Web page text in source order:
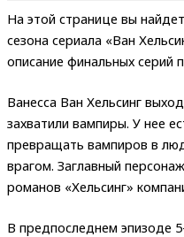
На этой странице вы
сезона сериала «Ван
описание финальных серий
Ванесса Ван Хельсинг
захватили вампиры. У нее
превращать вампиров в
врагом. Заглавный
романов «Хельсинг»
В предпоследнем эпизоде